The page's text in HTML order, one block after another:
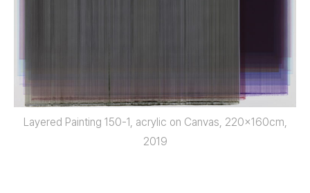
Layered Painting 150-1, acrylic on Canvas, 220x160cm,
2019